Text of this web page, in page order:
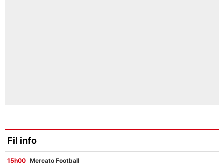
Fil info
15h00 Mercato Football